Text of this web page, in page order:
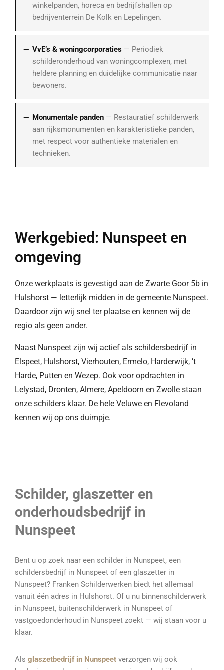
winkelpanden, horeca en bedrijfshallen op
bedrijventerrein De Kolk en Lepelingen.
VvE’s & woningcorporaties — Periodiek
schilderonderhoud van woningcomplexen, met
heldere planning en duidelijke communicatie naar
bewoners.
Monumentale panden — Restauratief schilderwerk
aan rijksmonumenten en karakteristieke panden,
met respect voor authentieke materialen en
technieken.
Werkgebied: Nunspeet en
omgeving
Onze werkplaats is gevestigd aan de Zwarte Goor 5b in
Hulshorst — letterlijk midden in de gemeente Nunspeet.
Daardoor zijn wij snel ter plaatse en kennen wij de
regio als geen ander.
Naast Nunspeet zijn wij actief als schildersbedrijf in
Elspeet, Hulshorst, Vierhouten, Ermelo, Harderwijk, ’t
Harde, Putten en Wezep. Ook voor opdrachten in
Lelystad, Dronten, Almere, Apeldoorn en Zwolle staan
onze schilders klaar. De hele Veluwe en Flevoland
kennen wij op ons duimpje.
Schilder, glaszetter en
onderhoudsbedrijf in
Nunspeet
Bent u op zoek naar een schilder in Nunspeet, een
schildersbedrijf in Nunspeet of een glaszetter in
Nunspeet? Franken Schilderwerken biedt het allemaal
vanuit één adres in Hulshorst. Of u nu binnenschilderwerk
in Nunspeet, buitenschilderwerk in Nunspeet of
vastgoedonderhoud in Nunspeet zoekt — wij staan voor u
klaar.
Als glaszetbedrijf in Nunspeet verzorgen wij ook